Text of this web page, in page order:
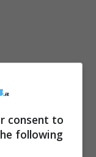
consent to
following